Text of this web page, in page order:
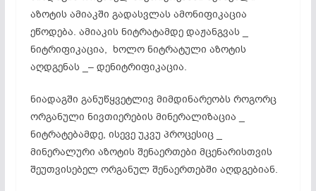
აზოტის ამიაკში გადასვლას ამონიფიკაცია
ეწოდება. ამიაკის ნიტრატამდედაჟანგვას _
ნიტრიფიკაცია, ხოლო ნიტრატული აზოტის
აღდგენას _– დენიტრიფიკაცია.
ნიადაგში განუწყვეტლივ მიმდინარეობს როგორც
ორგანული ნივთიერების მინერალიზაცია _
ნიტრატებამდე, ისევე უკვუ პროცესიც _
მინერალური აზოტის შენაერთები მცენარისთვის
შეუთვისებელ ორგანულ შენაერთებში აღდგებიან.